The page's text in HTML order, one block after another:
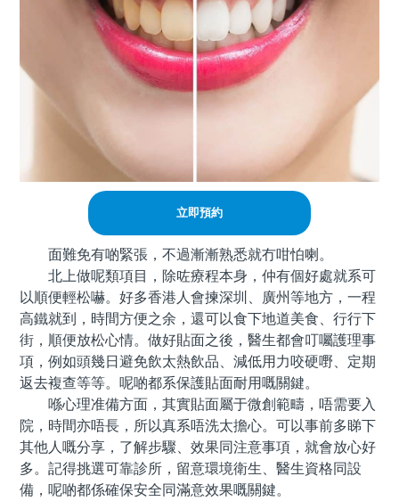
立即預約
面難免有啲緊張，不過漸漸熟悉就冇咁怕喇。
北上做呢類項目，除咗療程本身，仲有個好處就系可
以順便輕松嚇。好多香港人會揀深圳、廣州等地方，一程
高鐵就到，時間方便之余，還可以食下地道美食、行行下
街，順便放松心情。做好貼面之後，醫生都會叮囑護理事
項，例如頭幾日避免飲太熱飲品、減低用力咬硬嘢、定期
返去複查等等。呢啲都系保護貼面耐用嘅關鍵。
喺心理准備方面，其實貼面屬于微創範疇，唔需要入
院，時間亦唔長，所以真系唔洗太擔心。可以事前多睇下
其他人嘅分享，了解步驟、效果同注意事項，就會放心好
多。記得挑選可靠診所，留意環境衛生、醫生資格同設
備，呢啲都係確保安全同滿意效果嘅關鍵。